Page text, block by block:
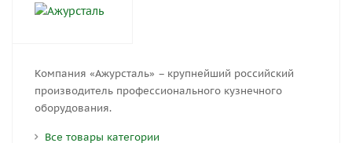
Компания «Ажурсталь» – крупнейший российский
производитель профессионального кузнечного
оборудования.
Все товары категории